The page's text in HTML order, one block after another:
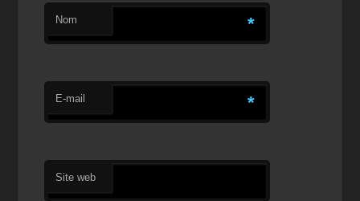
Nom *
E-mail *
Site web